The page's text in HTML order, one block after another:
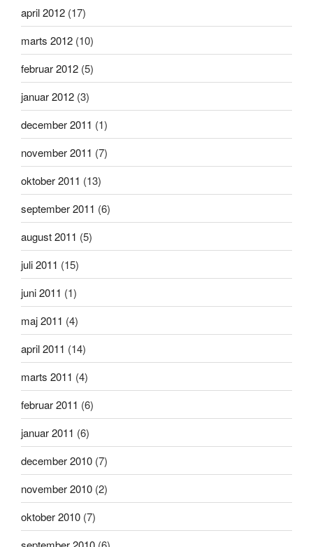
april 2012 (17)
marts 2012 (10)
februar 2012 (5)
januar 2012 (3)
december 2011 (1)
november 2011 (7)
oktober 2011 (13)
september 2011 (6)
august 2011 (5)
juli 2011 (15)
juni 2011 (1)
maj 2011 (4)
april 2011 (14)
marts 2011 (4)
februar 2011 (6)
januar 2011 (6)
december 2010 (7)
november 2010 (2)
oktober 2010 (7)